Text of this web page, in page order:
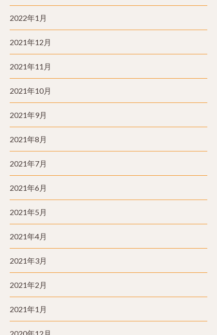
2022年1月
2021年12月
2021年11月
2021年10月
2021年9月
2021年8月
2021年7月
2021年6月
2021年5月
2021年4月
2021年3月
2021年2月
2021年1月